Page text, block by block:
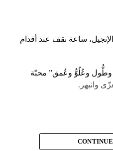
ساعة نقف عند أقدام
وطُّول وعُلُوُّ وعُمق” محبّة